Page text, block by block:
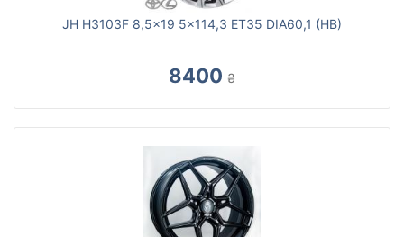
JH H3103F 8,5x19 5x114,3 ET35 DIA60,1 (HB)
8400 ₴